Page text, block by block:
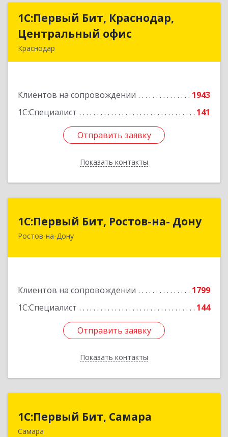
1С:Первый Бит, Краснодар,
Центральный офис
Краснодар
Клиентов на сопровождении
1943
1С:Специалист
141
Отправить заявку
Показать контакты
1С:Первый Бит, Краснодар,
Центральный офис
Подробнее
Отправить заявку
Назад
1С:Первый Бит, Ростов-на- Дону
Ростов-на-Дону
Клиентов на сопровождении
1799
1С:Специалист
144
Отправить заявку
Показать контакты
1С:Первый Бит, Ростов-на- Дону
344091, Ростовская обл, Ростов-на-Дону г,
Отправить заявку
Назад
1С:Первый Бит, Самара
Самара
1С:Первый Бит, Самара
443013, Самарская обл, Самара г, Дачная ул,